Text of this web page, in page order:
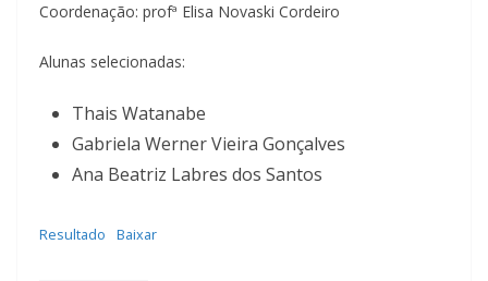
Coordenação: profª Elisa Novaski Cordeiro
Alunas selecionadas:
Thais Watanabe
Gabriela Werner Vieira Gonçalves
Ana Beatriz Labres dos Santos
Resultado Baixar